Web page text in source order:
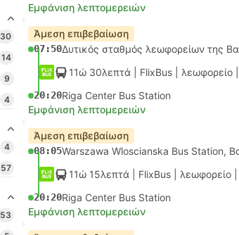
30
14
9
4
4
57
53
Εμφάνιση λεπτομερειών
Άμεση επιβεβαίωση
07:50
11ώ 30λεπτά | FlixBus λεωφορείο
20:20Riga Center Bus Station
Εμφάνιση λεπτομερειών
Άμεση επιβεβαίωση
08:05
11ώ 15λεπτά | FlixBus λεωφορείο
20:20Riga Center Bus Station
Εμφάνιση λεπτομερειών